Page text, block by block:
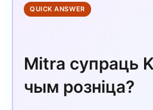
QUICK ANSWER
Mitra супраць
чым розніца?